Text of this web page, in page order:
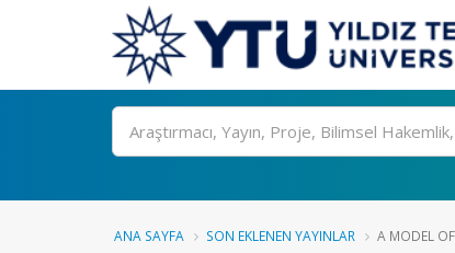
Ara
ANA SAYFA SON EKLENEN YAYINLAR A MODEL